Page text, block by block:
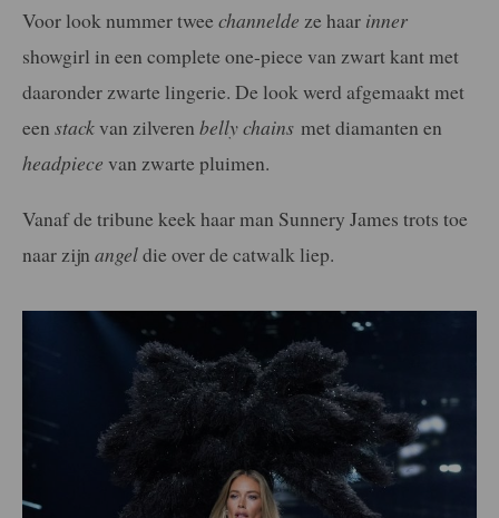
Voor look nummer twee channelde ze haar inner
showgirl in een complete one-piece van zwart kant met
daaronder zwarte lingerie. De look werd afgemaakt met
een stackvan zilveren belly chains met diamanten en
headpiece van zwarte pluimen.
Vanaf de tribune keek haar man Sunnery James trots toe
naar zijn angeldie over de catwalk liep.